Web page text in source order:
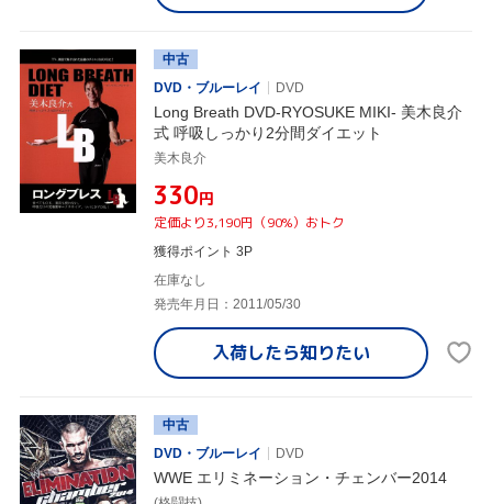
中古
DVD・ブルーレイ
DVD
Long Breath DVD-RYOSUKE MIKI- 美木良介
式 呼吸しっかり2分間ダイエット
美木良介
¥330円
定価より3,190円（90%）おトク
獲得ポイント 3P
在庫なし
発売年月日：2011/05/30
入荷したら知りたい
中古
DVD・ブルーレイ
DVD
WWE エリミネーション・チェンバー2014